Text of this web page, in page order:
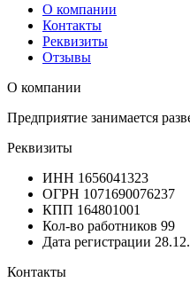
О компании
Контакты
Реквизиты
Отзывы
О компании
Предприятие занимается
Реквизиты
ИНН 1656041323
ОГРН 1071690076237
КПП 164801001
Кол-во работников 99
Дата регистрации
Контакты